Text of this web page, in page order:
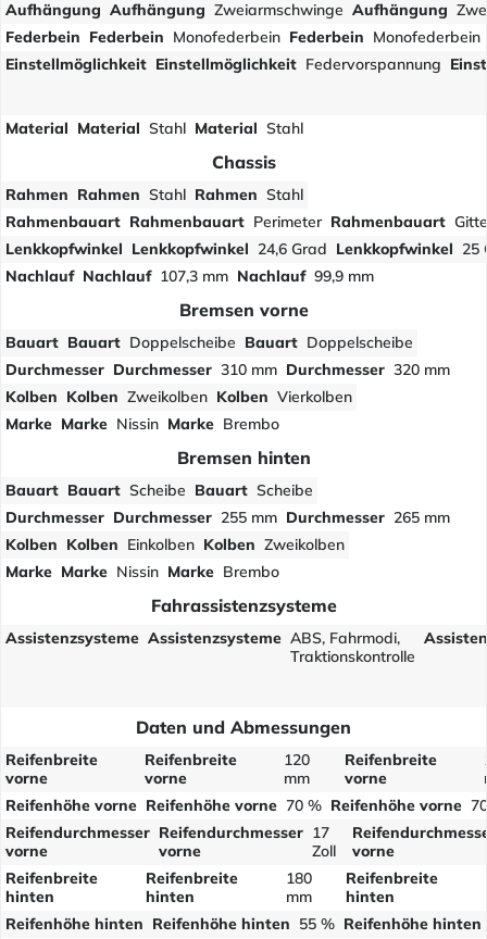
Aufhängung Aufhängung Zweiarmschwinge Aufhängung
Federbein Federbein Monofederbein Federbein Monofederbein
Einstellmöglichkeit Einstellmöglichkeit Federvorspannung
Material Material Stahl Material Stahl
Chassis
Rahmen Rahmen Stahl Rahmen Stahl
Rahmenbauart Rahmenbauart Perimeter Rahmenbauart
Lenkkopfwinkel Lenkkopfwinkel 24,6 Grad Lenkkopfwinkel 25
Nachlauf Nachlauf 107,3 mm Nachlauf 99,9 mm
Bremsen vorne
Bauart Bauart Doppelscheibe Bauart Doppelscheibe
Durchmesser Durchmesser 310 mm Durchmesser 320 mm
Kolben Kolben Zweikolben Kolben Vierkolben
Marke Marke Nissin Marke Brembo
Bremsen hinten
Bauart Bauart Scheibe Bauart Scheibe
Durchmesser Durchmesser 255 mm Durchmesser 265 mm
Kolben Kolben Einkolben Kolben Zweikolben
Marke Marke Nissin Marke Brembo
Fahrassistenzsysteme
Assistenzsysteme Assistenzsysteme ABS, Fahrmodi,
Traktionskontrolle
Daten und Abmessungen
Reifenbreite
vorne
Reifenbreite
vorne
120
mm
Reifenbreite
vorne
Reifenhöhe vorne Reifenhöhe vorne 70 % Reifenhöhe vorne
Reifendurchmesser
vorne
Reifendurchmesser
vorne
17
Zoll
vorne
Reifenbreite
hinten
Reifenbreite
hinten
180
mm
Reifenbreite
hinten
Reifenhöhe hinten Reifenhöhe hinten 55 % Reifenhöhe hinten